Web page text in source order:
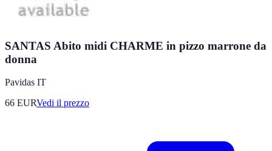
SANTAS Abito midi CHARME in pizzo marrone da
donna
Pavidas IT
66 EURVedi il prezzo